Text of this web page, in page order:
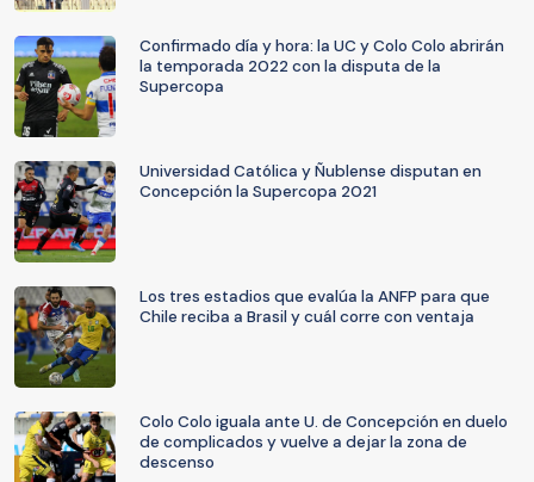
Confirmado día y hora: la UC y Colo Colo abrirán
la temporada 2022 con la disputa de la
Supercopa
Universidad Católica y Ñublense disputan en
Concepción la Supercopa 2021
Los tres estadios que evalúa la ANFP para que
Chile reciba a Brasil y cuál corre con ventaja
Colo Colo iguala ante U. de Concepción en duelo
de complicados y vuelve a dejar la zona de
descenso